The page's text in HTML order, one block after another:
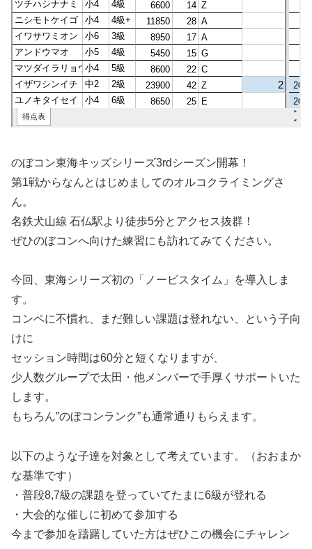
のぼコン東海キッズシリーズ3rdシーズン開幕！
第1戦からなんとはじめましてのオルコクライミングさ
ん。
名鉄犬山線 石仏駅より徒歩5分とアクセス抜群！
ぜひのぼコンへ向けた練習にも訪れてみてください。
今回、東海シリーズ初の「ノービスタイム」を導入しま
す。
コンペに不慣れ、まだ難しい課題は登れない、という子向
けに
セッション時間は60分と短くなりますが、
少人数グループで太田・他メンバーで手厚くサポートいた
します。
もちろん”のぼコンランク”も通常通りもらえます。
以下のような子達を対象として考えています。（おおまか
な基準です）
・普段8,7級の課題を登っていてたまに6級が登れる
・大会的な催しに初めて参加する
今まで参加を躊躇していた方はぜひこの機会にチャレン